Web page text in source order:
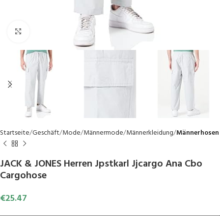
Startseite Geschäft Mode Männermode Männerkleidung Männerhosen
JACK & JONES Herren Jpstkarl Jjcargo Ana Cbo
Cargohose
€25.47